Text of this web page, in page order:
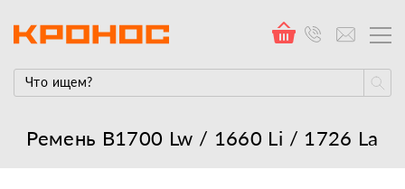
Ремень B1700 Lw / 1660 Li / 1726 La